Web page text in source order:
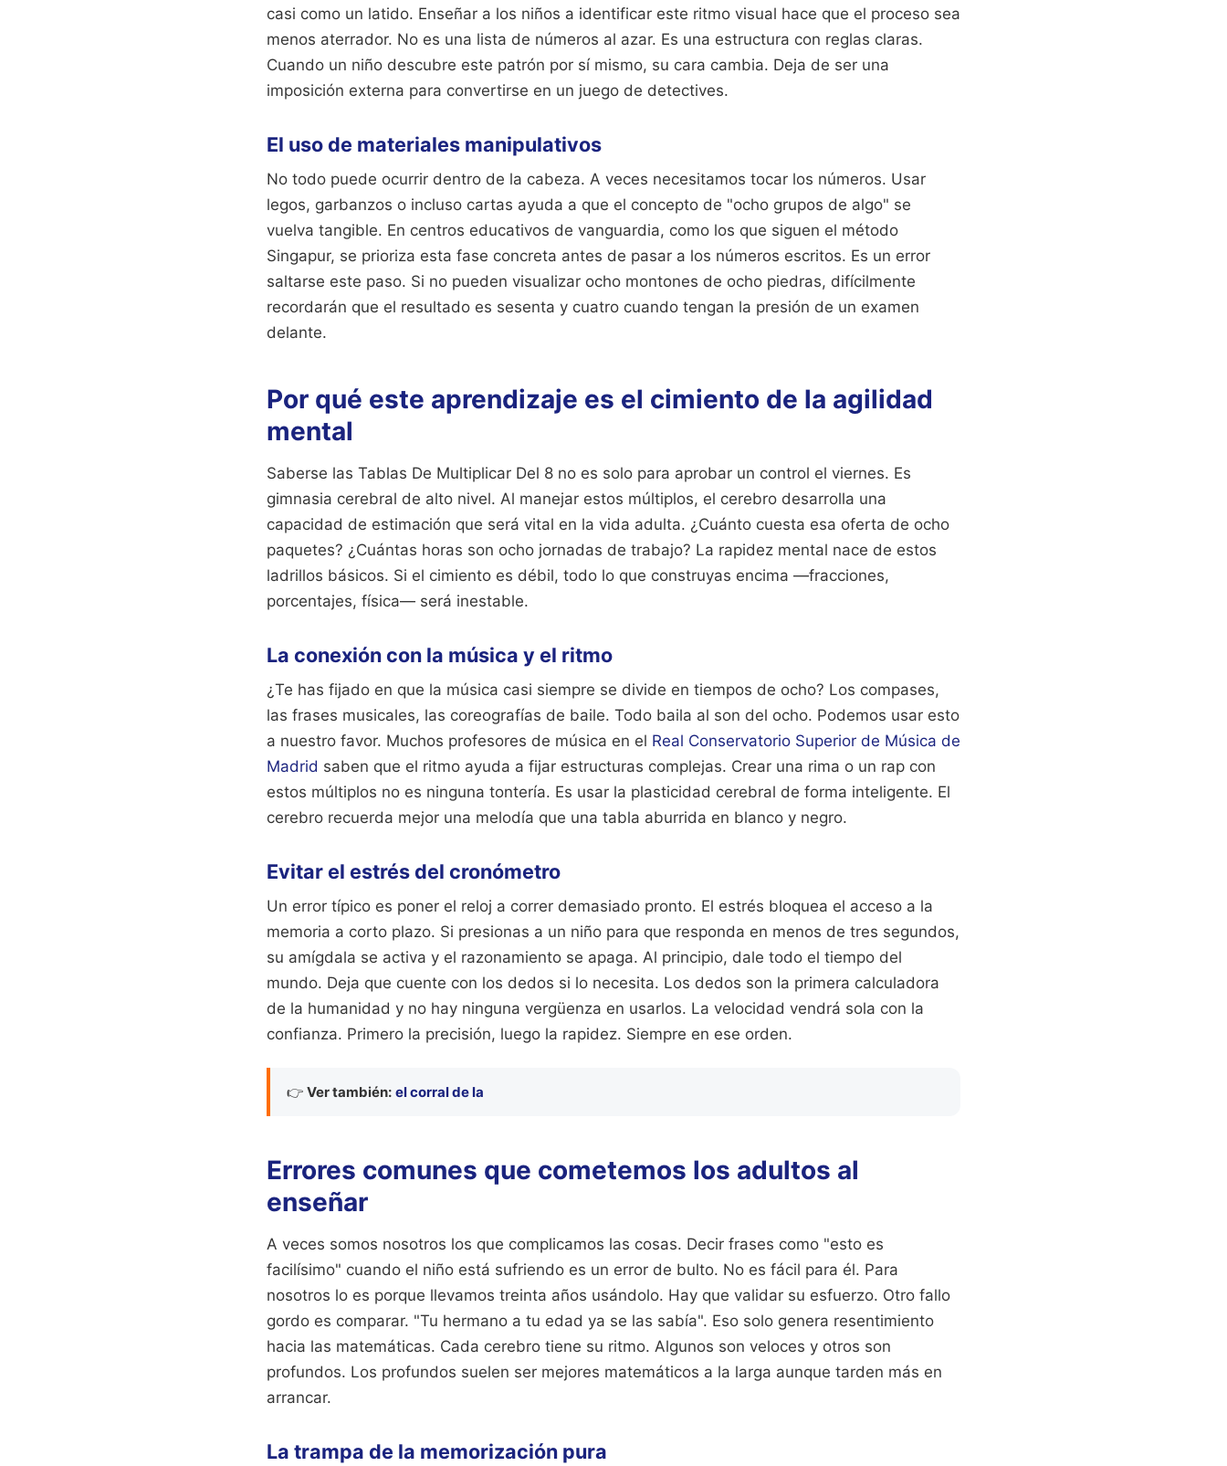
casi como un latido. Enseñar a los niños a identificar este ritmo visual hace que el proceso sea
menos aterrador. No es una lista de números al azar. Es una estructura con reglas claras.
Cuando un niño descubre este patrón por sí mismo, su cara cambia. Deja de ser una
imposición externa para convertirse en un juego de detectives.
El uso de materiales manipulativos
No todo puede ocurrir dentro de la cabeza. A veces necesitamos tocar los números. Usar
legos, garbanzos o incluso cartas ayuda a que el concepto de "ocho grupos de algo" se
vuelva tangible. En centros educativos de vanguardia, como los que siguen el método
Singapur, se prioriza esta fase concreta antes de pasar a los números escritos. Es un error
saltarse este paso. Si no pueden visualizar ocho montones de ocho piedras, difícilmente
recordarán que el resultado es sesenta y cuatro cuando tengan la presión de un examen
delante.
Por qué este aprendizaje es el cimiento de la agilidad
mental
Saberse las Tablas De Multiplicar Del 8 no es solo para aprobar un control el viernes. Es
gimnasia cerebral de alto nivel. Al manejar estos múltiplos, el cerebro desarrolla una
capacidad de estimación que será vital en la vida adulta. ¿Cuánto cuesta esa oferta de ocho
paquetes? ¿Cuántas horas son ocho jornadas de trabajo? La rapidez mental nace de estos
ladrillos básicos. Si el cimiento es débil, todo lo que construyas encima —fracciones,
porcentajes, física— será inestable.
La conexión con la música y el ritmo
¿Te has fijado en que la música casi siempre se divide en tiempos de ocho? Los compases,
las frases musicales, las coreografías de baile. Todo baila al son del ocho. Podemos usar esto
a nuestro favor. Muchos profesores de música en el Real Conservatorio Superior de Música de
Madrid saben que el ritmo ayuda a fijar estructuras complejas. Crear una rima o un rap con
estos múltiplos no es ninguna tontería. Es usar la plasticidad cerebral de forma inteligente. El
cerebro recuerda mejor una melodía que una tabla aburrida en blanco y negro.
Evitar el estrés del cronómetro
Un error típico es poner el reloj a correr demasiado pronto. El estrés bloquea el acceso a la
memoria a corto plazo. Si presionas a un niño para que responda en menos de tres segundos,
su amígdala se activa y el razonamiento se apaga. Al principio, dale todo el tiempo del
mundo. Deja que cuente con los dedos si lo necesita. Los dedos son la primera calculadora
de la humanidad y no hay ninguna vergüenza en usarlos. La velocidad vendrá sola con la
confianza. Primero la precisión, luego la rapidez. Siempre en ese orden.
👉 Ver también: el corral de la
Errores comunes que cometemos los adultos al
enseñar
A veces somos nosotros los que complicamos las cosas. Decir frases como "esto es
facilísimo" cuando el niño está sufriendo es un error de bulto. No es fácil para él. Para
nosotros lo es porque llevamos treinta años usándolo. Hay que validar su esfuerzo. Otro fallo
gordo es comparar. "Tu hermano a tu edad ya se las sabía". Eso solo genera resentimiento
hacia las matemáticas. Cada cerebro tiene su ritmo. Algunos son veloces y otros son
profundos. Los profundos suelen ser mejores matemáticos a la larga aunque tarden más en
arrancar.
La trampa de la memorización pura